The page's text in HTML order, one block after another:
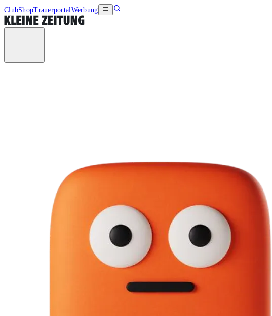
ClubShopTrauerportalWerbung